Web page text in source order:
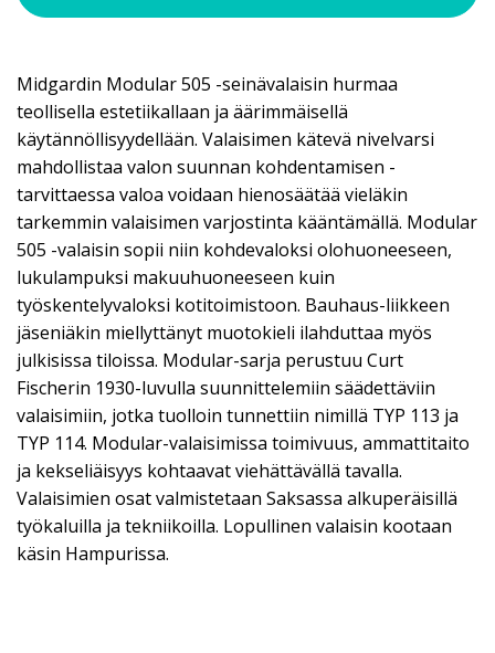
Midgardin Modular 505 -seinävalaisin hurmaa
teollisella estetiikallaan ja äärimmäisellä
käytännöllisyydellään. Valaisimen kätevä nivelvarsi
mahdollistaa valon suunnan kohdentamisen -
tarvittaessa valoa voidaan hienosäätää vieläkin
tarkemmin valaisimen varjostinta kääntämällä. Modular
505 -valaisin sopii niin kohdevaloksi olohuoneeseen,
lukulampuksi makuuhuoneeseen kuin
työskentelyvaloksi kotitoimistoon. Bauhaus-liikkeen
jäseniäkin miellyttänyt muotokieli ilahduttaa myös
julkisissa tiloissa. Modular-sarja perustuu Curt
Fischerin 1930-luvulla suunnittelemiin säädettäviin
valaisimiin, jotka tuolloin tunnettiin nimillä TYP 113 ja
TYP 114. Modular-valaisimissa toimivuus, ammattitaito
ja kekseliäisyys kohtaavat viehättävällä tavalla.
Valaisimien osat valmistetaan Saksassa alkuperäisillä
työkaluilla ja tekniikoilla. Lopullinen valaisin kootaan
käsin Hampurissa.